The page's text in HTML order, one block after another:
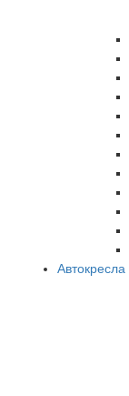
Автокресла